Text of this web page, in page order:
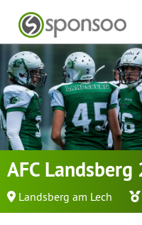
AFC Landsberg
Landsberg am Lech